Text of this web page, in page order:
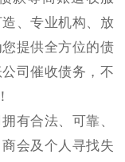
、专业机构、放
提供全方位的债
司催收债务，不
有合法、可靠、
会及个人寻找失